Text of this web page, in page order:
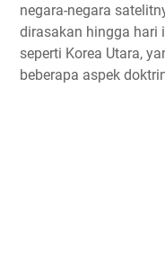
negara-negara
dirasakan hingga hari
seperti Korea Utara,
beberapa aspek